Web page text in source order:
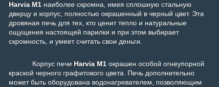
Harvia M1 наиболее скромна, имея сплошную стальную
дверцу и корпус, полностью окрашенный в черный цвет. Эта
дровяная печь для тех, кто ценит тепло и натуральные
ощущения настоящей парилки и при этом выбирает
скромность, и умеет считать свои деньги.
Корпус печи Harvia M1 окрашен особой огнеупорной
краской черного графитового цвета. Печь дополнительно
может быть оборудована водонагревателем, позволяющим